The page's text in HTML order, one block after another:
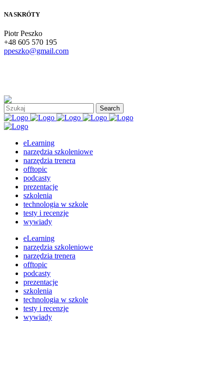
NA SKRÓTY
Piotr Peszko
+48 605 570 195
ppeszko@gmail.com
eLearning
narzędzia szkoleniowe
narzędzia trenera
offtopic
podcasty
prezentacje
szkolenia
technologia w szkole
testy i recenzje
wywiady
eLearning
narzędzia szkoleniowe
narzędzia trenera
offtopic
podcasty
prezentacje
szkolenia
technologia w szkole
testy i recenzje
wywiady